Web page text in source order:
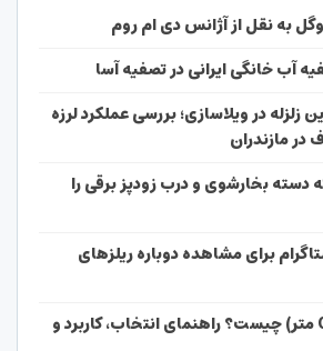
به نقل از آژانس دی ام روم
آب خانگی ایرانی در تصفیه آسا
زلزله در ویلاسازی؛ بررسی عملکرد لرزه
مازندران
دسته بخارشوی و درب زودپز برقی را
برای مشاهده دوباره ریلزهای
فلومتر هوا (CFM متر) چیست؟ راهنمای انتخاب، کاربرد و